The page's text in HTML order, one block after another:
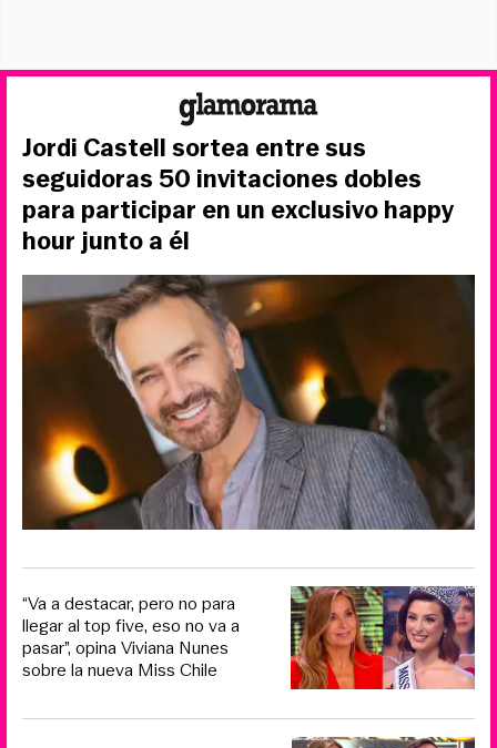
Jordi Castell sortea entre sus
seguidoras 50 invitaciones dobles
para participar en un exclusivo happy
hour junto a él
“Va a destacar, pero no para
llegar al top five, eso no va a
pasar”, opina Viviana Nunes
sobre la nueva Miss Chile